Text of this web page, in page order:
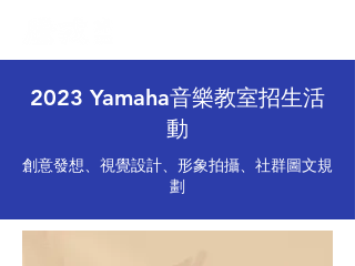
2023 Yamaha音樂教室招生活
動
創意發想、視覺設計、形象拍攝、社群圖文規
劃